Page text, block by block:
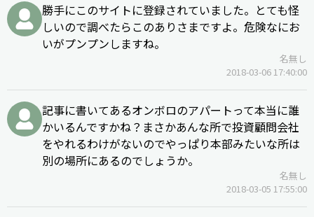
勝手にこのサイトに登録されていました。とても怪
しいので調べたらこのありさまですよ。危険なにお
いがプンプンしますね。
名無し
2018-03-06 17:40:00
記事に書いてあるオンボロのアパートって本当に誰
かいるんですかね？まさかあんな所で投資顧問会社
をやれるわけがないのでやっぱり本部みたいな所は
別の場所にあるのでしょうか。
名無し
2018-03-05 17:55:00